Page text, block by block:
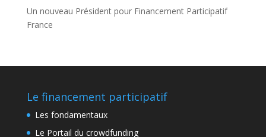
Un nouveau Président pour Financement Participatif
France
Le financement participatif
Les fondamentaux
Le Portail du crowdfunding